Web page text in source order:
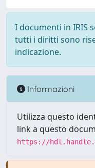
I documenti in IRIS
tutti i diritti sono
indicazione.
Informazioni
Utilizza questo
link a questo
https://